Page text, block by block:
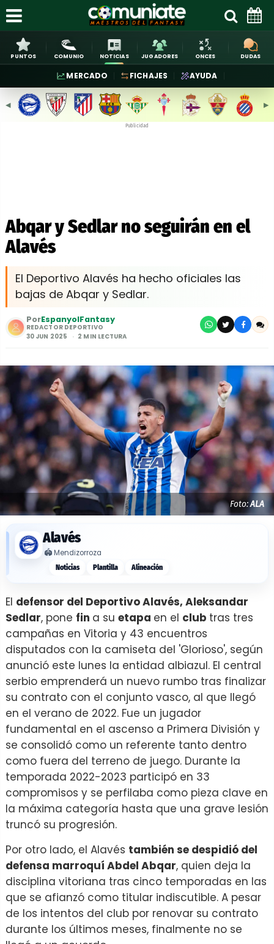
PUNTOS COMUNIO NOTICIAS JUGADORES ONCES DUDAS
MERCADO FICHAJES AYUDA
◀︎ ▶︎
Publicidad
Abqar y Sedlar no seguirán en el
Alavés
El Deportivo Alavés ha hecho oficiales las
bajas de Abqar y Sedlar.
PorEspanyolFantasy
REDACTOR DEPORTIVO
30 JUN 2025
2 MIN LECTURA
Foto:ALA
Alavés
🏟️Mendizorroza
Noticias Plantilla Alineación
El defensor del Deportivo Alavés, Aleksandar
Sedlar, pone fin a su etapa en el club tras tres
campañas en Vitoria y 43 encuentros
disputados con la camiseta del 'Glorioso', según
anunció este lunes la entidad albiazul. El central
serbio emprenderá un nuevo rumbo tras finalizar
su contrato con el conjunto vasco, al que llegó
en el verano de 2022. Fue un jugador
fundamental en el ascenso a Primera División y
se consolidó como un referente tanto dentro
como fuera del terreno de juego. Durante la
temporada 2022-2023 participó en 33
compromisos y se perfilaba como pieza clave en
la máxima categoría hasta que una grave lesión
truncó su progresión.
Por otro lado, el Alavés también se despidió del
defensa marroquí Abdel Abqar, quien deja la
disciplina vitoriana tras cinco temporadas en las
que se afianzó como titular indiscutible. A pesar
de los intentos del club por renovar su contrato
durante los últimos meses, finalmente no se